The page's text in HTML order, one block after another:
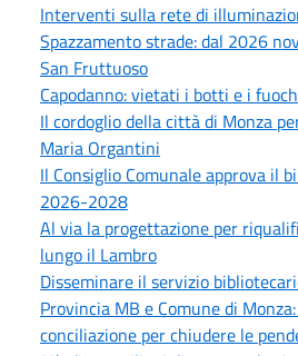
Interventi sulla rete di
Spazzamento strade: dal 2026
San Fruttuoso
Capodanno: vietati i botti e i
Il cordoglio della città di Monza
Maria Organtini
Il Consiglio Comunale approva il
2026-2028
Al via la progettazione per
lungo il Lambro
Disseminare il servizio
Provincia MB e Comune di
conciliazione per chiudere le